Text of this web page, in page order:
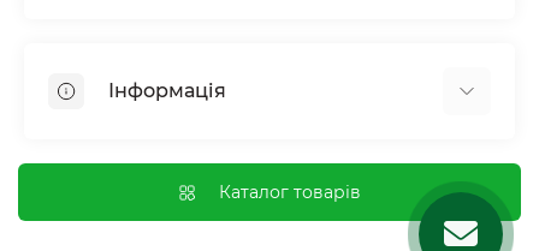
Обмін речовин і вага
Імунна система
Гормональний баланс і обмін речовин
Інформація
Оплата і доставка
Обмін та повернення
Каталог товарів